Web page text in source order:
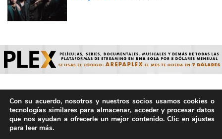
© ArepaVolatil.Com 2021-2025 - Hecho por humanos, no por
IA. | Todos los derechos reservados.
Con su acuerdo, nosotros y nuestros socios usamos cookies o
tecnologías similares para almacenar, acceder y procesar datos
que nos ayudan a ofrecerle un mejor contenido. Clic en ajustes
para leer más.